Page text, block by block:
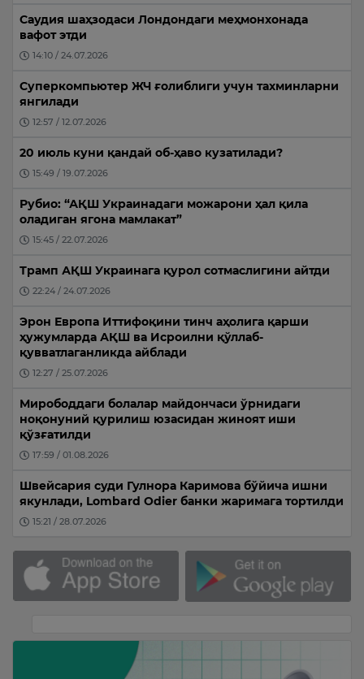
Саудия шаҳзодаси Лондондаги меҳмонхонада
вафот этди
14:10 / 24.07.2026
Суперкомпьютер ЖЧ ғолиблиги учун тахминларни
янгилади
12:57 / 12.07.2026
20 июль куни қандай об-ҳаво кузатилади?
15:49 / 19.07.2026
Рубио: “АҚШ Украинадаги можарони ҳал қила
оладиган ягона мамлакат”
15:45 / 22.07.2026
Трамп АҚШ Украинага қурол сотмаслигини айтди
22:24 / 24.07.2026
Эрон Европа Иттифоқини тинч аҳолига қарши
ҳужумларда АҚШ ва Исроилни қўллаб-
қувватлаганликда айблади
12:27 / 25.07.2026
Мирободдаги болалар майдончаси ўрнидаги
ноқонуний қурилиш юзасидан жиноят иши
қўзғатилди
17:59 / 01.08.2026
Швейсария суди Гулнора Каримова бўйича ишни
якунлади, Lombard Odier банки жаримага тортилди
15:21 / 28.07.2026